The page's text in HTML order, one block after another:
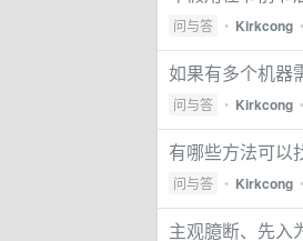
问与答 • Kirkcong •
如果有多个机器
问与答 • Kirkcong •
有哪些方法可以
问与答 • Kirkcong •
主观臆断、先入